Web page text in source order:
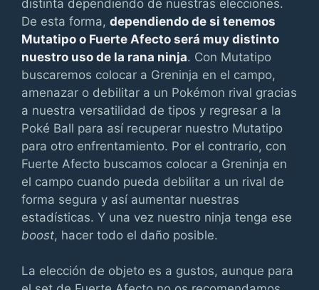
distinta dependiendo de nuestras elecciones.
De esta forma, dependiendo de si tenemos
Mutatipo o Fuerte Afecto será muy distinto
nuestro uso de la rana ninja. Con Mutatipo
buscaremos colocar a Greninja en el campo,
amenazar o debilitar a un Pokémon rival gracias
a nuestra versatilidad de tipos y regresar a la
Poké Ball para así recuperar nuestro Mutatipo
para otro enfrentamiento. Por el contrario, con
Fuerte Afecto buscamos colocar a Greninja en
el campo cuando pueda debilitar a un rival de
forma segura y así aumentar nuestras
estadísticas. Y una vez nuestro ninja tenga ese
boost, hacer todo el daño posible.
La elección de objeto es a gustos, aunque para